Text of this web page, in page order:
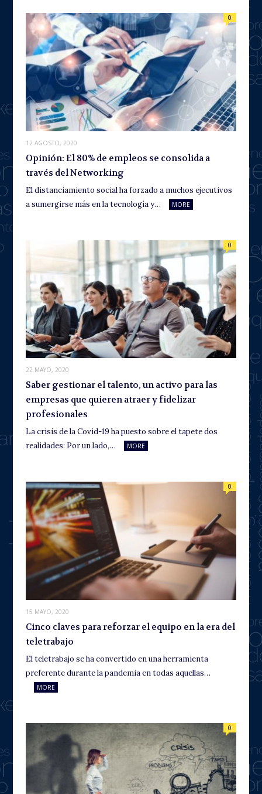
12 AGOSTO, 2020
0
Opinión: El 80% de empleos se consolida a
través del Networking
El distanciamiento social ha forzado a muchos ejecutivos
a sumergirse más en la tecnología y…
MORE
22 MAYO, 2020
0
Saber gestionar el talento, un activo para las
empresas que quieren atraer y fidelizar
profesionales
La crisis de la Covid-19 ha puesto sobre el tapete dos
realidades: Por un lado,…
MORE
15 MAYO, 2020
0
Cinco claves para reforzar el equipo en la era del
teletrabajo
El teletrabajo se ha convertido en una herramienta
preferente durante la pandemia en todas aquellas…
MORE
0